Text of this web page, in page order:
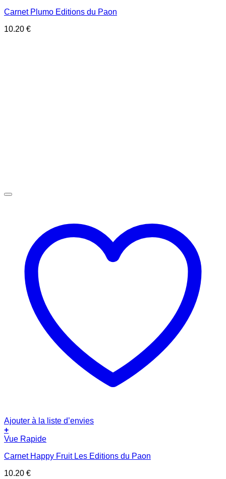
Carnet Plumo Editions du Paon
10.20 €
Ajouter à la liste d’envies
+
Vue Rapide
Carnet Happy Fruit Les Editions du Paon
10.20 €